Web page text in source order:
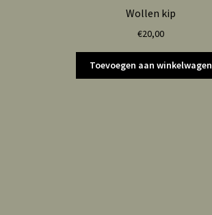
Wollen kip
€20,00
Toevoegen aan winkelwagen